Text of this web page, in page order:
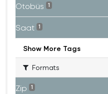
Otobüs 1
Saat 1
Show More Tags
Formats
Zip 1